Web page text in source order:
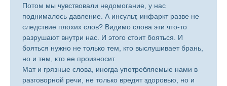
Потом мы чувствовали недомогание, у нас
поднималось давление. А инсульт, инфаркт разве не
следствие плохих слов? Видимо слова эти что-то
разрушают внутри нас. И этого стоит бояться. И
бояться нужно не только тем, кто выслушивает брань,
но и тем, кто ее произносит.
Мат и грязные слова, иногда употребляемые нами в
разговорной речи, не только вредят здоровью, но и